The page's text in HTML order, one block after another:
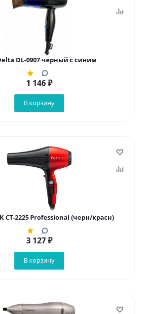
DL-0907 черный с синим
1 146₽
В корзину
CT-2225 Professional (черн/красн)
3 127₽
В корзину